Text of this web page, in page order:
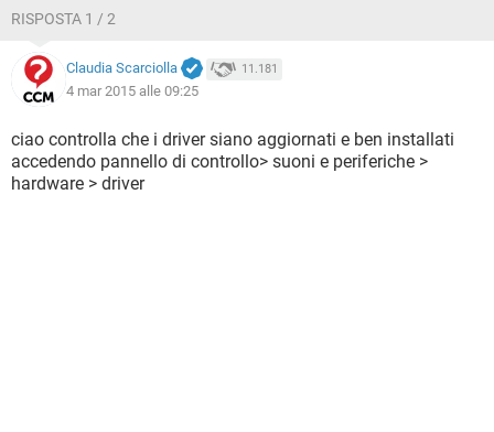
RISPOSTA 1 / 2
Claudia Scarciolla 11.181
4 mar 2015 alle 09:25
ciao controlla che i driver siano aggiornati e ben installati
accedendo pannello di controllo> suoni e periferiche >
hardware > driver